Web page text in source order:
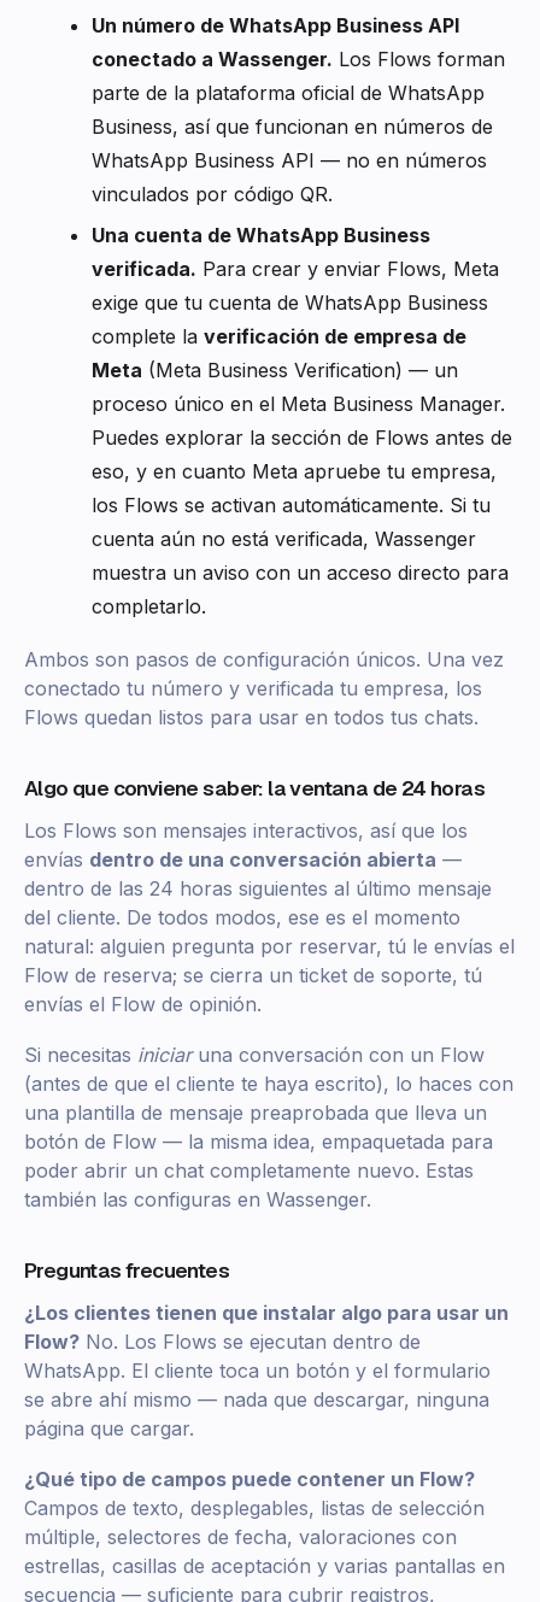
Un número de WhatsApp Business API
conectado a Wassenger. Los Flows forman
parte de la plataforma oficial de WhatsApp
Business, así que funcionan en números de
WhatsApp Business API — no en números
vinculados por código QR.
Una cuenta de WhatsApp Business
verificada. Para crear y enviar Flows, Meta
exige que tu cuenta de WhatsApp Business
complete la verificación de empresa de
Meta (Meta Business Verification) — un
proceso único en el Meta Business Manager.
Puedes explorar la sección de Flows antes de
eso, y en cuanto Meta apruebe tu empresa,
los Flows se activan automáticamente. Si tu
cuenta aún no está verificada, Wassenger
muestra un aviso con un acceso directo para
completarlo.
Ambos son pasos de configuración únicos. Una vez
conectado tu número y verificada tu empresa, los
Flows quedan listos para usar en todos tus chats.
Algo que conviene saber: la ventana de 24 horas
Los Flows son mensajes interactivos, así que los
envías dentro de una conversación abierta —
dentro de las 24 horas siguientes al último mensaje
del cliente. De todos modos, ese es el momento
natural: alguien pregunta por reservar, tú le envías el
Flow de reserva; se cierra un ticket de soporte, tú
envías el Flow de opinión.
Si necesitas iniciaruna conversación con un Flow
(antes de que el cliente te haya escrito), lo haces con
una plantilla de mensaje preaprobada que lleva un
botón de Flow — la misma idea, empaquetada para
poder abrir un chat completamente nuevo. Estas
también las configuras en Wassenger.
Preguntas frecuentes
¿Los clientes tienen que instalar algo para usar un
Flow? No. Los Flows se ejecutan dentro de
WhatsApp. El cliente toca un botón y el formulario
se abre ahí mismo — nada que descargar, ninguna
página que cargar.
¿Qué tipo de campos puede contener un Flow?
Campos de texto, desplegables, listas de selección
múltiple, selectores de fecha, valoraciones con
estrellas, casillas de aceptación y varias pantallas en
secuencia — suficiente para cubrir registros,